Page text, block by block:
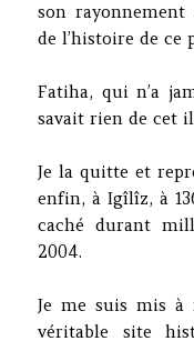
son
de l’histoire de ce
Fatiha, qui n’a
savait rien de cet
Je la quitte et
enfin, à Igîlîz, à
caché durant
2004.
Je me suis mis à
véritable site